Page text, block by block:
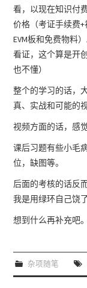
看，以现在知识付
价格（考证手续费
EVM板和免费物料
看证，这个算是开
也不懂）
整个的学习的话，
真、实战和可能的
视频方面的话，感
课后习题有些小毛
位，缺图等。
后面的考核的话反
我是用绿环自己饶
想到什么再补充吧。
杂项随笔